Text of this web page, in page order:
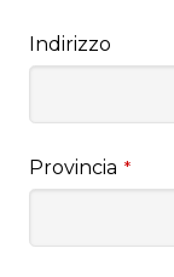
Indirizzo
Provincia *